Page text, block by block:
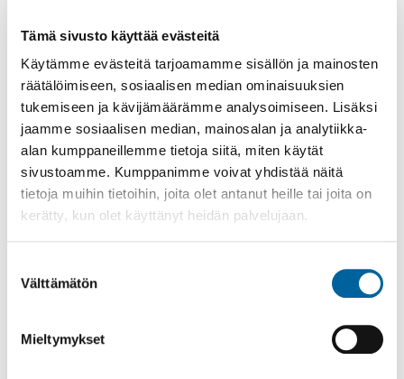
Tämä sivusto käyttää evästeitä
Käytämme evästeitä tarjoamamme sisällön ja mainosten
räätälöimiseen, sosiaalisen median ominaisuuksien
tukemiseen ja kävijämäärämme analysoimiseen. Lisäksi
jaamme sosiaalisen median, mainosalan ja analytiikka-
alan kumppaneillemme tietoja siitä, miten käytät
sivustoamme. Kumppanimme voivat yhdistää näitä
tietoja muihin tietoihin, joita olet antanut heille tai joita on
kerätty, kun olet käyttänyt heidän palvelujaan.
valinta
Välttämätön
Mieltymykset
Ikaalisten kaupunki
Kolmen airon katu 3
PL 33
39501 IKAALINEN
Vaihde: (03) 45 011
E-mail: kanslia@ikaalinen.fi
ETUSIVU
KASVATUS JA KOULUTUS